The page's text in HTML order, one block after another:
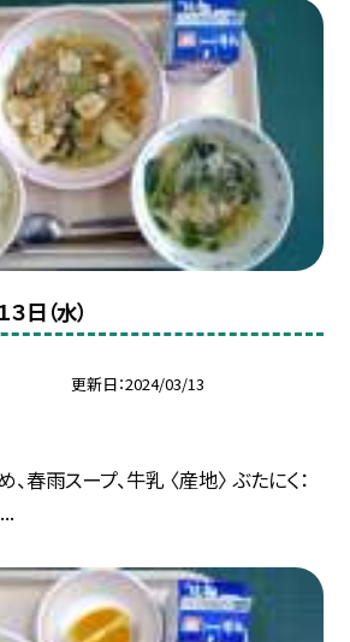
日（水）
更新日 2024/03/13
春雨スープ、牛乳 〈産地〉 ぶたにく：